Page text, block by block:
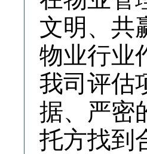
文明、共
物业行业
我司评估
据、严密
托方找到